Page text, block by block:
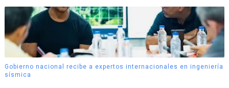
Gobierno nacional recibe a expertos internacionales en ingeniería
sísmica